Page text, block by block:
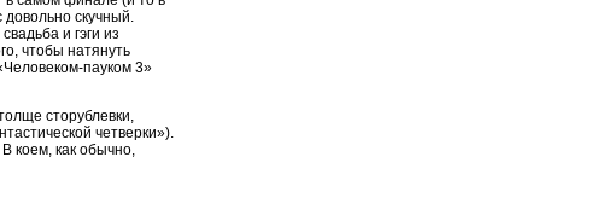
скучный.
и гэги из
чтобы натянуть
пауком 3»
сторублевки,
четверки»).
коем, как обычно,